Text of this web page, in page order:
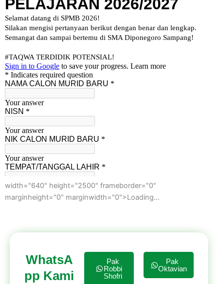
width="640" height="2500" frameborder="0"
marginheight="0" marginwidth="0">Loading…
WhatsA
pp Kami
Pak
Robbi
Shofri
Pak
Oktavian